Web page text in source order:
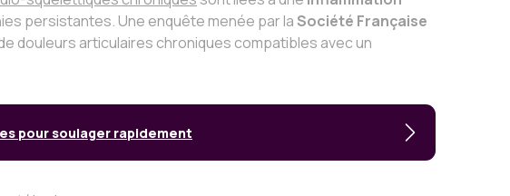
persistantes. Une enquête menée par laSociété Française
douleurs articulaires chroniques compatibles avec un
pour soulager rapidement